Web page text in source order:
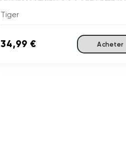
Tiger
34,99 € Acheter